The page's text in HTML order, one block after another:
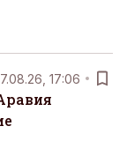
17:06